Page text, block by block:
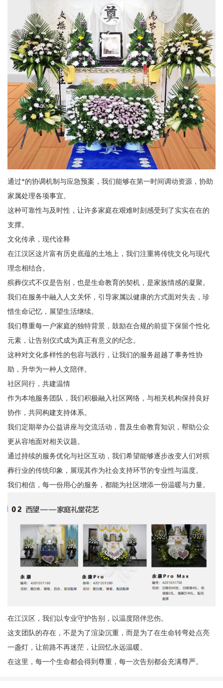
通过*的协调机制与应急预案，我们能够在第一时间调动资源，协助
家属处理各项事宜。
这种可靠性与及时性，让许多家庭在艰难时刻感受到了实实在在的
支撑。
文化传承，现代诠释
在江汉区这片富有历史底蕴的土地上，我们注重将传统文化与现代
理念相结合。
殡葬仪式不仅是告别，也是生命教育的契机，是家族情感的凝聚。
我们在服务中融入人文关怀，引导家属以健康的方式面对失去，珍
惜生命记忆，展望生活继续。
我们尊重每一户家庭的独特背景，鼓励在合规的前提下保留个性化
元素，让告别仪式成为真正有意义的纪念。
这种对文化多样性的包容与践行，让我们的服务超越了事务性协
助，升华为一种人文陪伴。
社区同行，共建温情
作为本地服务团队，我们积极融入社区网络，与相关机构保持良好
协作，共同构建支持体系。
我们定期举办公益讲座与交流活动，普及生命教育知识，帮助公众
更从容地面对相关议题。
通过持续的服务优化与社区互动，我们希望能够逐步改变人们对殡
葬行业的传统印象，展现其作为社会支持环节的专业性与温度。
我们相信，每一份用心的服务，都能为社区增添一份温暖与力量。
在江汉区，我们以专业守护告别，以温度陪伴悲伤。
这支团队的存在，不是为了渲染沉重，而是为了在生命转弯处点亮
一盏灯，让前路不再迷茫，让回忆永远温暖。
在这里，每一个生命都会得到尊重，每一次告别都会充满尊严。